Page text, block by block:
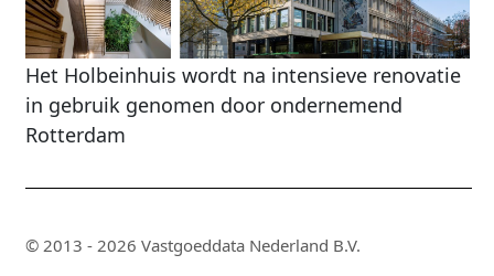
Het Holbeinhuis wordt na intensieve renovatie
in gebruik genomen door ondernemend
Rotterdam
© 2013 - 2026 Vastgoeddata Nederland B.V.